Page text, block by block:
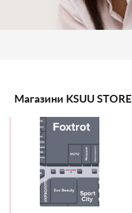
Магазини KSUU STORE